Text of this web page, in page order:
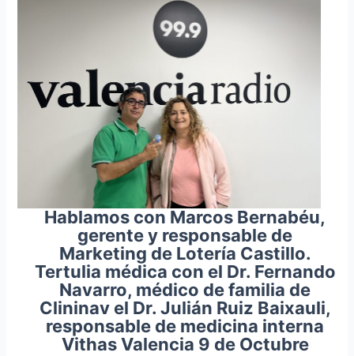
Hablamos con Marcos Bernabéu,
gerente y responsable de
Marketing de Lotería Castillo.
Tertulia médica con el Dr. Fernando
Navarro, médico de familia de
Clininav el Dr. Julián Ruiz Baixauli,
responsable de medicina interna
Vithas Valencia 9 de Octubre